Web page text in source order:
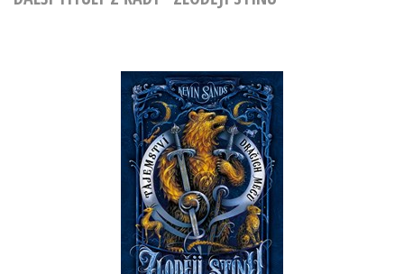
Zloději stínu –
Tajemství dračích
mečů
Kevin Sands
Do košíku